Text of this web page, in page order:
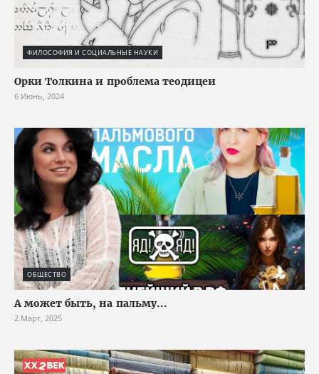
ФИЛОСОФИЯ И СОЦИАЛЬНЫЕ НАУКИ
Орки Толкина и проблема теодицеи
6 Июнь, 2024
ОБЩЕСТВО
А может быть, на пальму...
2 Март, 2025